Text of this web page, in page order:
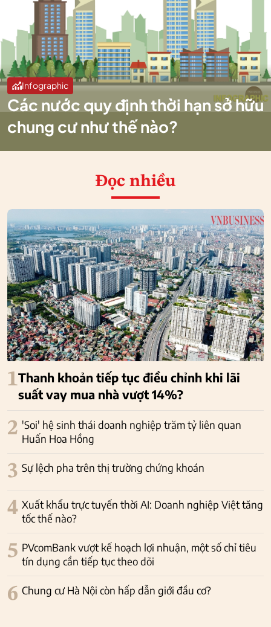
Infographic
Các nước quy định thời hạn sở hữu
chung cư như thế nào?
Đọc nhiều
1Thanh khoản tiếp tục điều chỉnh khi lãi
suất vay mua nhà vượt 14%?
2 'Soi' hệ sinh thái doanh nghiệp trăm tỷ liên quan
Huấn Hoa Hồng
3 Sự lệch pha trên thị trường chứng khoán
4 Xuất khẩu trực tuyến thời AI: Doanh nghiệp Việt tăng
tốc thế nào?
5 PVcomBank vượt kế hoạch lợi nhuận, một số chỉ tiêu
tín dụng cần tiếp tục theo dõi
6 Chung cư Hà Nội còn hấp dẫn giới đầu cơ?